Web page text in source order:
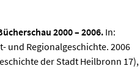
2000 – 2006. In:
und Regionalgeschichte. 2006
der Stadt Heilbronn 17),